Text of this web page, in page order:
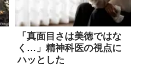
「真面目さは美徳ではな
く…」精神科医の視点に
ハッとした